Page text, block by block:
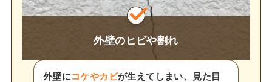
外壁のヒビや割れ
外壁にコケやカビが生えてしまい、見た目